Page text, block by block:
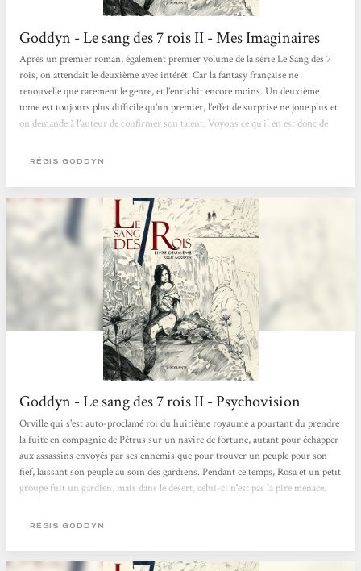
Goddyn - Le sang des 7 rois II - Mes Imaginaires
Après un premier roman, également premier volume de la série Le Sang des 7
rois, on attendait le deuxième avec intérêt. Car la fantasy française ne
renouvelle que rarement le genre, et l’enrichit encore moins. Un deuxième
tome est toujours plus difficile qu’un premier, l’effet de surprise ne joue plus et
on demande à l’auteur de confirmer son talent. Voyons ce qu’il en est donc de
Orville, devenu roi du huitième royaume sis sur l’île du Goulet est en fuite....
RÉGIS GODDYN
Goddyn - Le sang des 7 rois II - Psychovision
Orville qui s'est auto-proclamé roi du huitième royaume a pourtant du prendre
la fuite en compagnie de Pétrus sur un navire de fortune, autant pour échapper
aux assassins envoyés par ses ennemis que pour trouver un peuple pour son
fief, laissant son peuple au soin des gardiens. Pendant ce temps, Rosa et un petit
groupe fuit un gardien, mais dans le désert, celui-ci n'est pas la pire menace.
paysans, théocrates et même la noblesse ne semblent pas à l'abri de leur coup
RÉGIS GODDYN